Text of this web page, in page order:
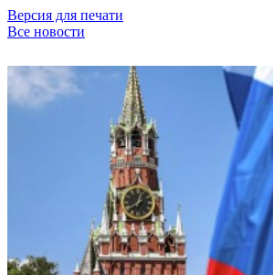
Версия для печати
Все новости